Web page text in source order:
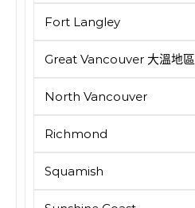
Fort Langley
Great Vancouver 大溫地區
North Vancouver
Richmond
Squamish